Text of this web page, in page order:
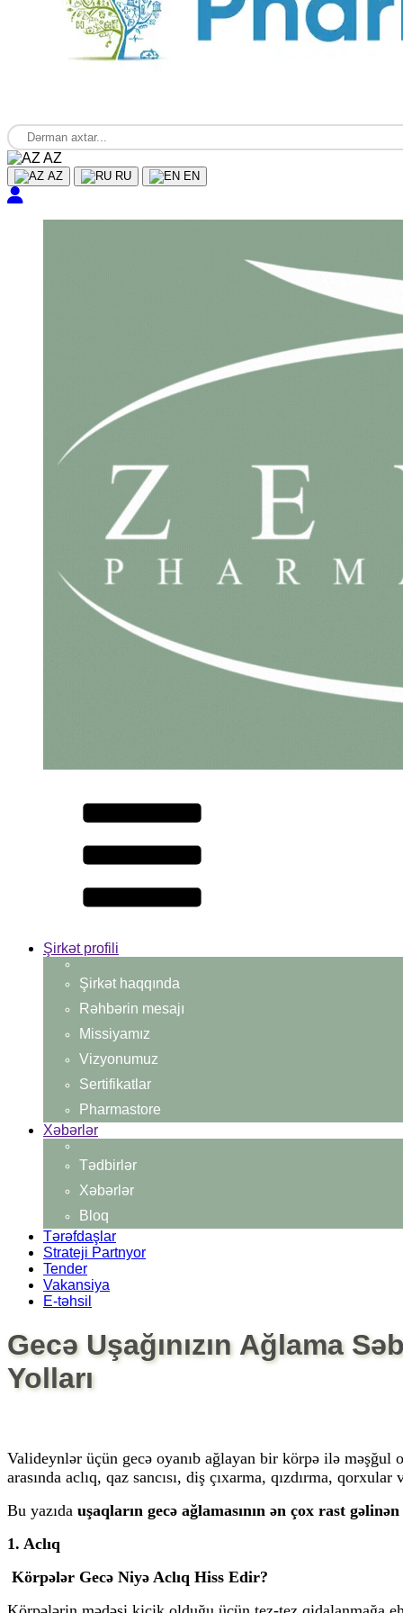
AZ
AZ RU EN
Şirkət profili
Şirkət haqqında
Rəhbərin mesajı
Missiyamız
Vizyonumuz
Sertifikatlar
Pharmastore
Xəbərlər
Tədbirlər
Xəbərlər
Bloq
Tərəfdaşlar
Strateji Partnyor
Tender
Vakansiya
E-təhsil
Gecə Uşağınızın Ağlama
Yolları
Valideynlər üçün gecə oyanıb ağlayan bir körpə ilə
arasında aclıq, qaz sancısı, diş çıxarma, qızdırma,
Bu yazıda uşaqların gecə ağlamasının ən çox rast
1. Aclıq
Körpələr Gecə Niyə Aclıq Hiss Edir?